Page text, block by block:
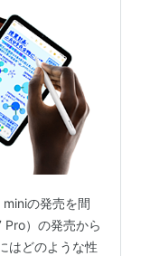
の発売を間
）の発売から
はどのような性